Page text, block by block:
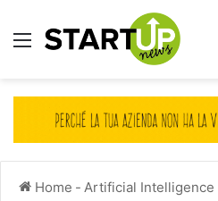
Menu
Home - Artificial Intelligence